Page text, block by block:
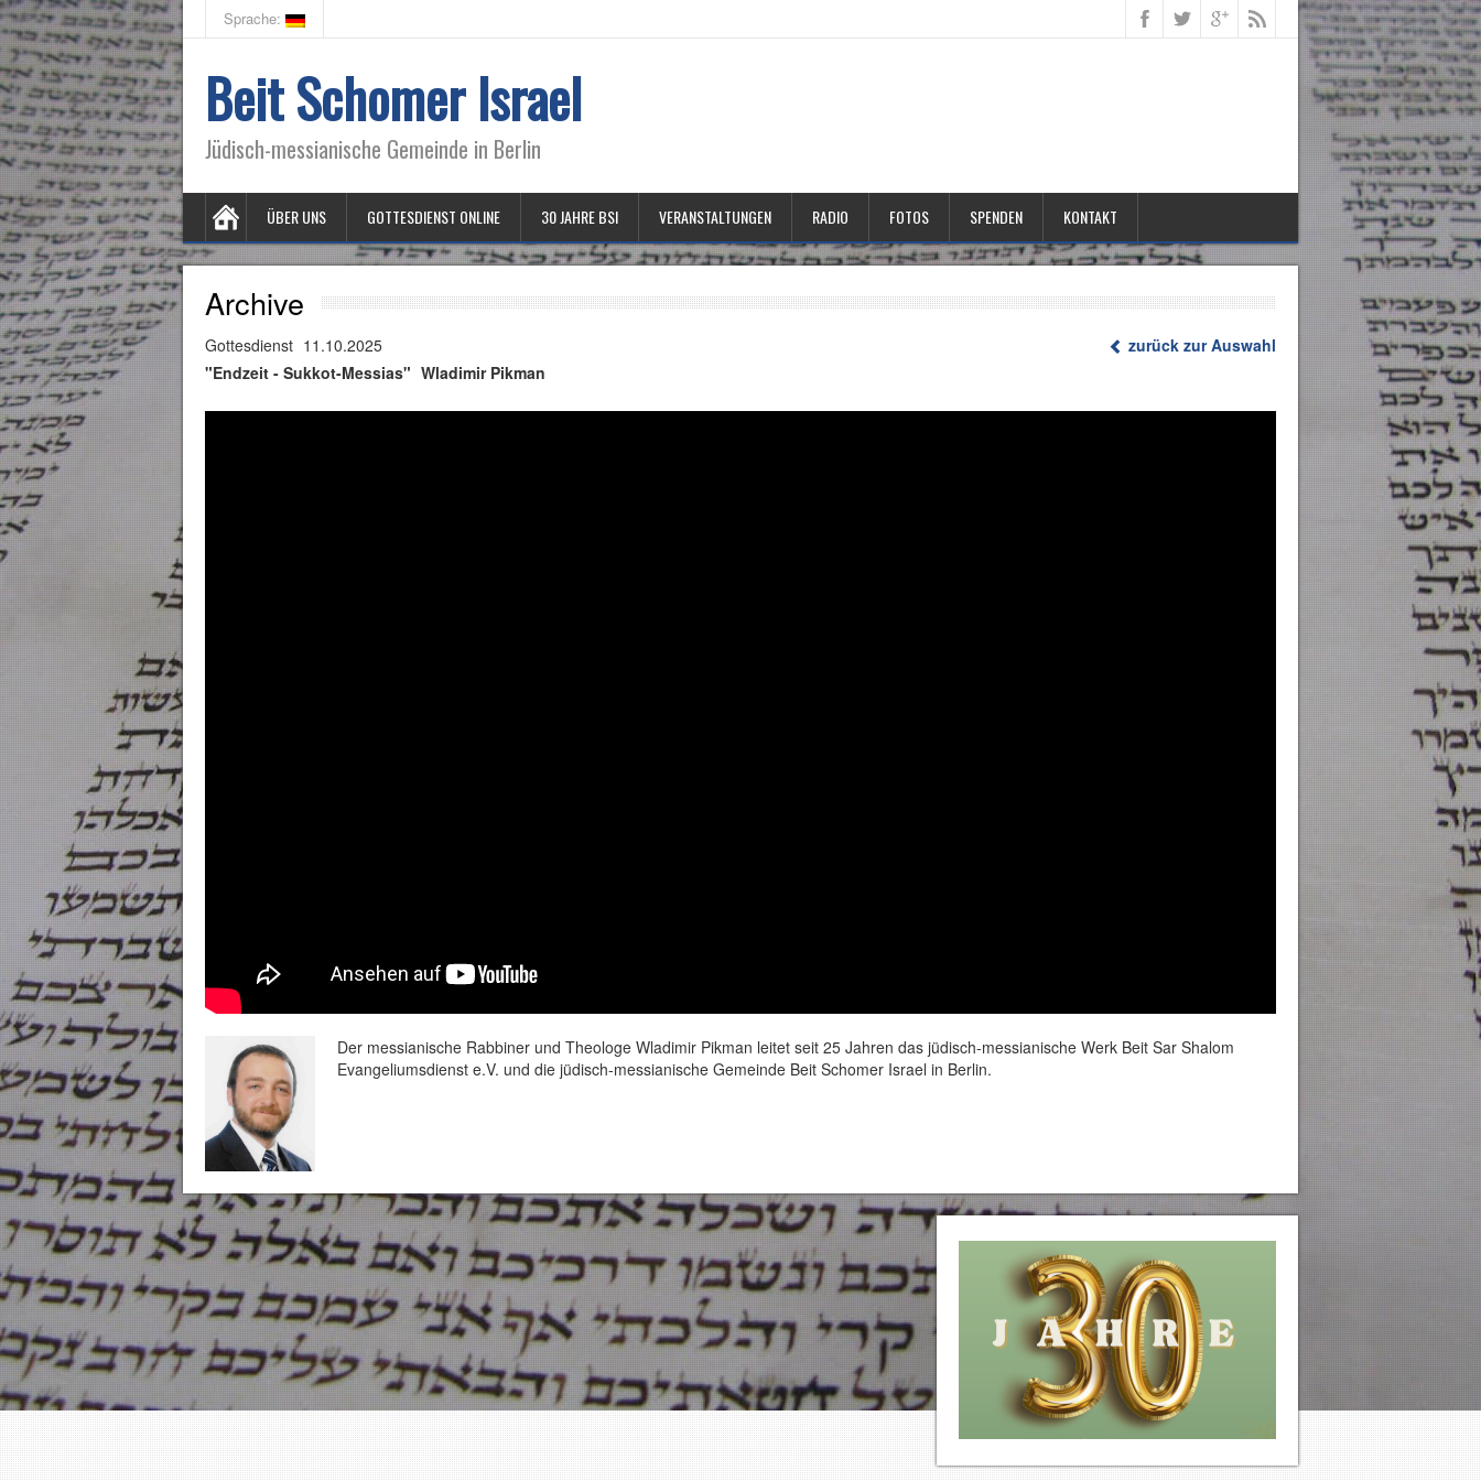
Sprache:
Beit Schomer Israel
Jüdisch-messianische Gemeinde in Berlin
ÜBER UNS GOTTESDIENST ONLINE 30 JAHRE BSI VERANSTALTUNGEN RADIO FOTOS SPENDEN KONTAKT
Archive
zurück zur Auswahl
Gottesdienst 11.10.2025
"Endzeit - Sukkot-Messias" Wladimir Pikman
Der messianische Rabbiner und Theologe Wladimir Pikman leitet seit 25 Jahren das jüdisch-messianische Werk Beit Sar Shalom
Evangeliumsdienst e.V. und die jüdisch-messianische Gemeinde Beit Schomer Israel in Berlin.